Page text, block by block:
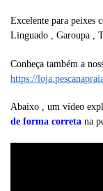
Excelente para peixes
Linguado , Garoupa ,
Conheça também a
https://
Abaixo , um vídeo
de forma correta na